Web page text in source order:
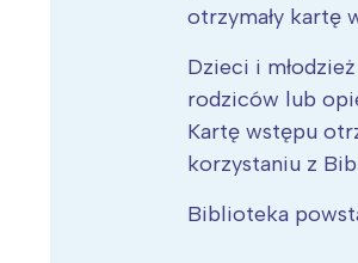
otrzymały kartę
Dzieci i
rodziców lub
Kartę wstępu
korzystaniu z
Biblioteka